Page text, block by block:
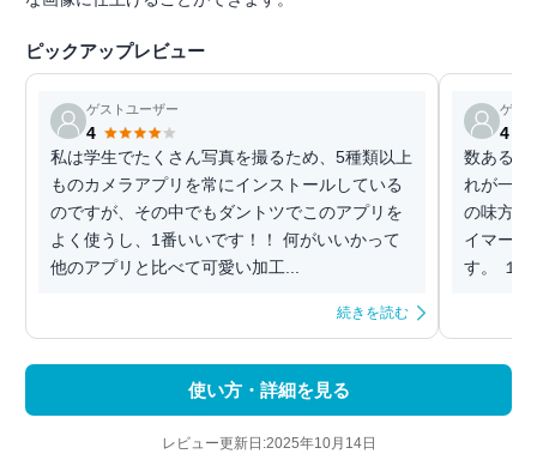
ピックアップレビュー
ゲストユーザー
4
私は学生でたくさん写真を撮るため、5種類以上
ものカメラアプリを常にインストールしている
のですが、その中でもダントツでこのアプリを
よく使うし、1番いいです！！ 何がいいかって
他のアプリと比べて可愛い加工...
続きを読む
ゲス
4
数ある加
れが一番
の味方で
イマー機
す。 １
使い方・詳細を見る
レビュー更新日:2025年10月14日